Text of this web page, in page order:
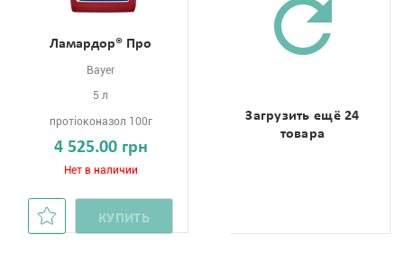
Ламардор® Про
Bayer
5 л
протіоконазол 100г
4 525.00 грн
Нет в наличии
КУПИТЬ
Загрузить ещё 24
товара